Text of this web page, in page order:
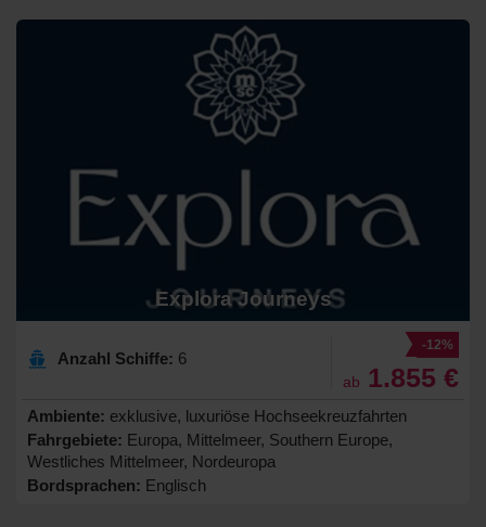
Explora Journeys
Anzahl Schiffe: 6
-12%
ab 1.855 €
Ambiente: exklusive, luxuriöse Hochseekreuzfahrten
Fahrgebiete: Europa, Mittelmeer, Southern Europe,
Westliches Mittelmeer, Nordeuropa
Bordsprachen: Englisch